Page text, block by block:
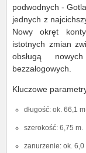
podwodnych -
jednych z
Nowy okręt
istotnych zmian
obsługą
bezzałogowych.
Kluczowe
długość: ok. 66,1 m.
szerokość: 6,75 m.
zanurzenie: ok. 6,0